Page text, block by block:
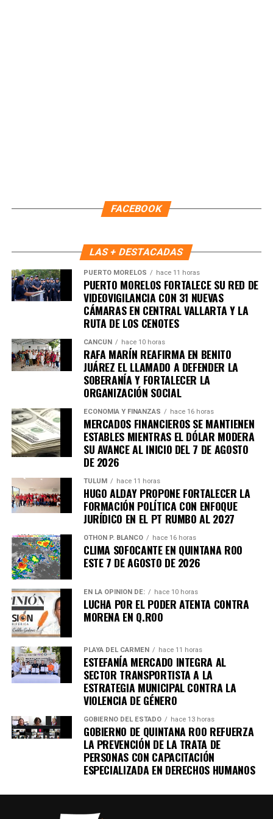
FACEBOOK
LAS + DESTACADAS
PUERTO MORELOS hace 11 horas
PUERTO MORELOS FORTALECE SU RED DE
VIDEOVIGILANCIA CON 31 NUEVAS
CÁMARAS EN CENTRAL VALLARTA Y LA
RUTA DE LOS CENOTES
CANCÚN hace 10 horas
RAFA MARÍN REAFIRMA EN BENITO
JUÁREZ EL LLAMADO A DEFENDER LA
SOBERANÍA Y FORTALECER LA
ORGANIZACIÓN SOCIAL
ECONOMÍA Y FINANZAS hace 16 horas
MERCADOS FINANCIEROS SE MANTIENEN
ESTABLES MIENTRAS EL DÓLAR MODERA
SU AVANCE AL INICIO DEL 7 DE AGOSTO
DE 2026
TULUM hace 11 horas
HUGO ALDAY PROPONE FORTALECER LA
FORMACIÓN POLÍTICA CON ENFOQUE
JURÍDICO EN EL PT RUMBO AL 2027
OTHON P. BLANCO hace 16 horas
CLIMA SOFOCANTE EN QUINTANA ROO
ESTE 7 DE AGOSTO DE 2026
EN LA OPINIÓN DE: hace 10 horas
LUCHA POR EL PODER ATENTA CONTRA
MORENA EN Q.ROO
PLAYA DEL CARMEN hace 11 horas
ESTEFANÍA MERCADO INTEGRA AL
SECTOR TRANSPORTISTA A LA
ESTRATEGIA MUNICIPAL CONTRA LA
VIOLENCIA DE GÉNERO
GOBIERNO DEL ESTADO hace 13 horas
GOBIERNO DE QUINTANA ROO REFUERZA
LA PREVENCIÓN DE LA TRATA DE
PERSONAS CON CAPACITACIÓN
ESPECIALIZADA EN DERECHOS HUMANOS